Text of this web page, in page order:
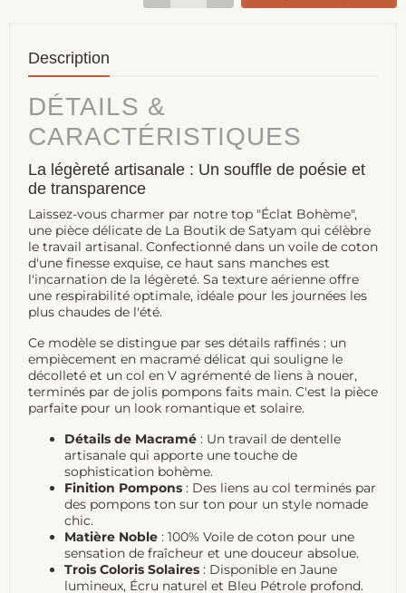
Description
DÉTAILS &
CARACTÉRISTIQUES
La légèreté artisanale : Un souffle de poésie et
de transparence
Laissez-vous charmer par notre top "Éclat Bohème",
une pièce délicate de La Boutik de Satyam qui célèbre
le travail artisanal. Confectionné dans un voile de coton
d'une finesse exquise, ce haut sans manches est
l'incarnation de la légèreté. Sa texture aérienne offre
une respirabilité optimale, idéale pour les journées les
plus chaudes de l'été.
Ce modèle se distingue par ses détails raffinés : un
empiècement en macramé délicat qui souligne le
décolleté et un col en V agrémenté de liens à nouer,
terminés par de jolis pompons faits main. C'est la pièce
parfaite pour un look romantique et solaire.
Détails de Macramé : Un travail de dentelle
artisanale qui apporte une touche de
sophistication bohème.
Finition Pompons : Des liens au col terminés par
des pompons ton sur ton pour un style nomade
chic.
Matière Noble : 100% Voile de coton pour une
sensation de fraîcheur et une douceur absolue.
Trois Coloris Solaires : Disponible en Jaune
lumineux, Écru naturel et Bleu Pétrole profond.